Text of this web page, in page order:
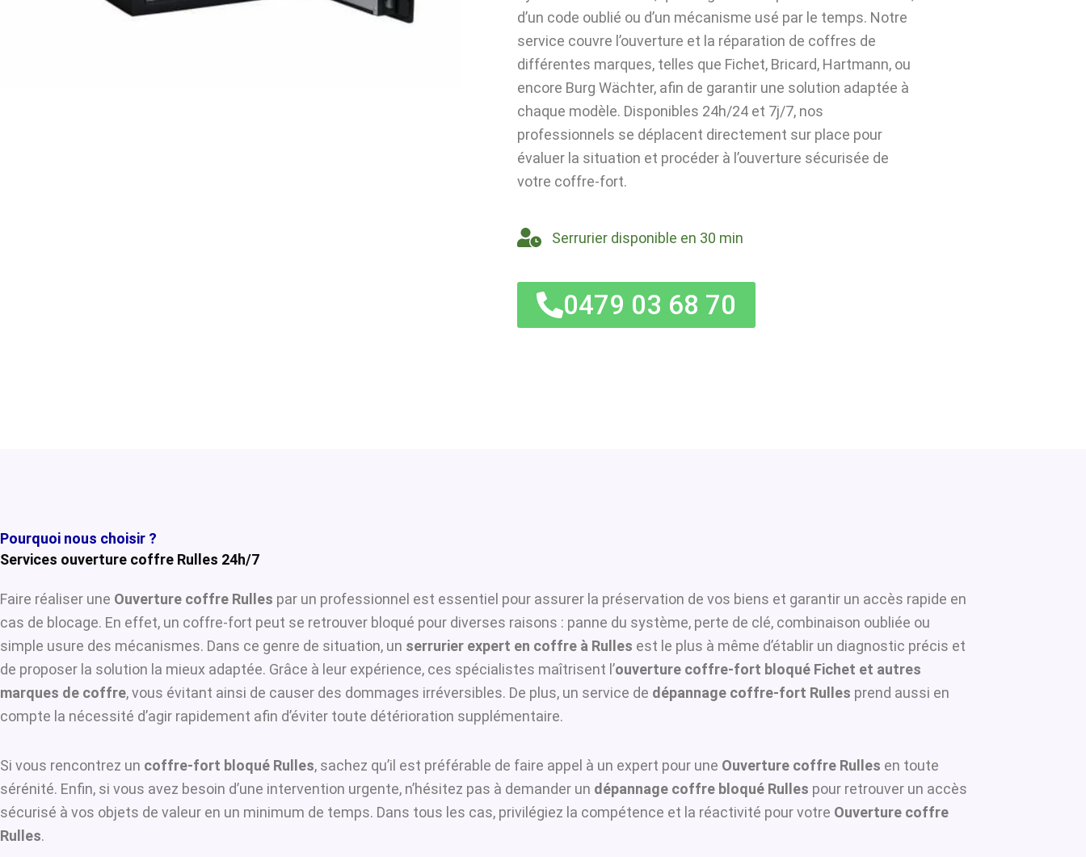
d’un code oublié ou d’un mécanisme usé par le temps. Notre
service couvre l’ouverture et la réparation de coffres de
différentes marques, telles que Fichet, Bricard, Hartmann, ou
encore Burg Wächter, afin de garantir une solution adaptée à
chaque modèle. Disponibles 24h/24 et 7j/7, nos
professionnels se déplacent directement sur place pour
évaluer la situation et procéder à l’ouverture sécurisée de
votre coffre-fort.
Serrurier disponible en 30 min
0479 03 68 70
Pourquoi nous choisir ?
Services ouverture coffre Rulles 24h/7
Faire réaliser une Ouverture coffre Rulles par un professionnel est essentiel pour assurer la préservation de vos biens et garantir un accès rapide en
cas de blocage. En effet, un coffre-fort peut se retrouver bloqué pour diverses raisons : panne du système, perte de clé, combinaison oubliée ou
simple usure des mécanismes. Dans ce genre de situation, un serrurier expert en coffre à Rulles est le plus à même d’établir un diagnostic précis et
de proposer la solution la mieux adaptée. Grâce à leur expérience, ces spécialistes maîtrisent l’ouverture coffre-fort bloqué Fichet et autres
marques de coffre, vous évitant ainsi de causer des dommages irréversibles. De plus, un service de dépannage coffre-fort Rulles prend aussi en
compte la nécessité d’agir rapidement afin d’éviter toute détérioration supplémentaire.
Si vous rencontrez un coffre-fort bloqué Rulles, sachez qu’il est préférable de faire appel à un expert pour une Ouverture coffre Rulles en toute
sérénité. Enfin, si vous avez besoin d’une intervention urgente, n’hésitez pas à demander un dépannage coffre bloqué Rulles pour retrouver un accès
sécurisé à vos objets de valeur en un minimum de temps. Dans tous les cas, privilégiez la compétence et la réactivité pour votre Ouverture coffre
Rulles.